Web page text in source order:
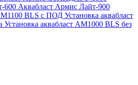
600 Аквабласт Армис Лайт-900
BLS с ПОД Установка аквабласт
Установка аквабласт AM1000 BLS без